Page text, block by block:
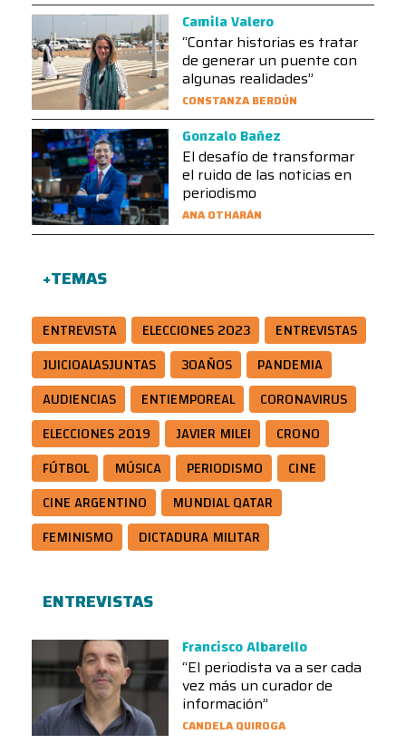
Camila Valero
“Contar historias es tratar
de generar un puente con
algunas realidades”
CONSTANZA BERDÚN
Gonzalo Bañez
El desafío de transformar
el ruido de las noticias en
periodismo
ANA OTHARÁN
+TEMAS
ENTREVISTA ELECCIONES 2023
ENTREVISTAS
JUICIOALASJUNTAS
30AÑOS
PANDEMIA
AUDIENCIAS
ENTIEMPOREAL
CORONAVIRUS
ELECCIONES 2019
JAVIER MILEI
CRONO
FÚTBOL
MÚSICA PERIODISMO
CINE
CINE ARGENTINO
MUNDIAL QATAR
FEMINISMO
DICTADURA MILITAR
ENTREVISTAS
Francisco Albarello
“El periodista va a ser cada
vez más un curador de
información”
CANDELA QUIROGA